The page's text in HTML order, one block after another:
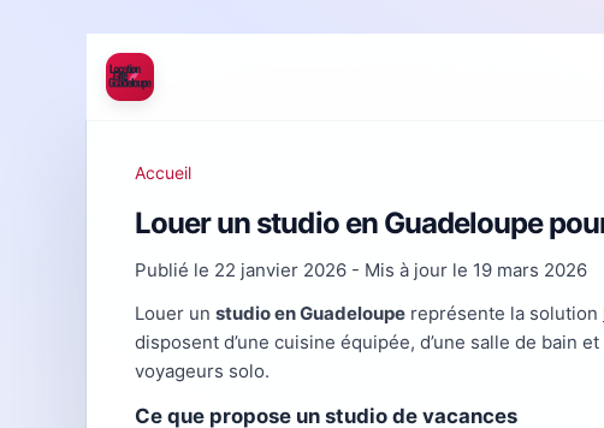
Accueil
Louer un studio en Guadeloupe
Publié le 22 janvier 2026 - Mis à jour le 19 mars 2026
Louer un studio en Guadeloupe représente la solution
disposent d’une cuisine équipée, d’une salle de bain
voyageurs solo.
Ce que propose un studio de vacances